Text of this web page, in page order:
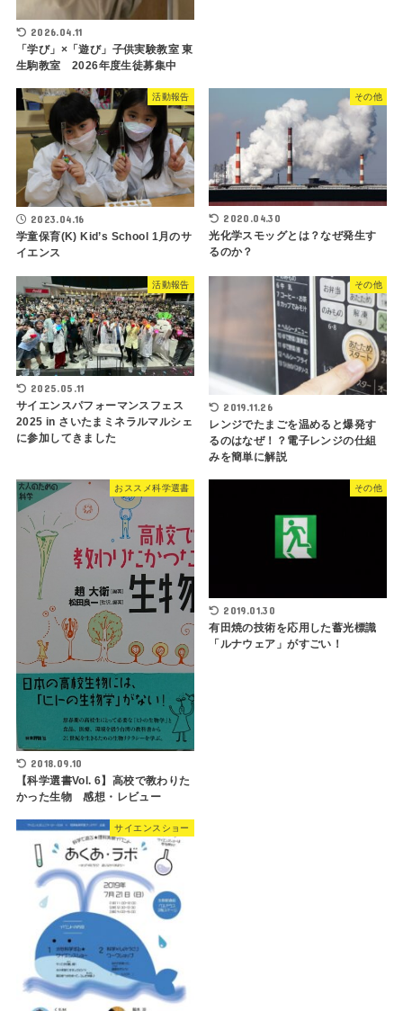
2026.04.11
「学び」×「遊び」子供実験教室 東
生駒教室 2026年度生徒募集中
活動報告
2023.04.16
学童保育(K) Kid’s School 1月のサ
イエンス
その他
2020.04.30
光化学スモッグとは？なぜ発生す
るのか？
活動報告
2025.05.11
サイエンスパフォーマンスフェス
2025 in さいたまミネラルマルシェ
に参加してきました
その他
2019.11.26
レンジでたまごを温めると爆発す
るのはなぜ！？電子レンジの仕組
みを簡単に解説
おススメ科学選書
2018.09.10
【科学選書Vol. 6】高校で教わりた
かった生物 感想・レビュー
その他
2019.01.30
有田焼の技術を応用した蓄光標識
「ルナウェア」がすごい！
サイエンスショー